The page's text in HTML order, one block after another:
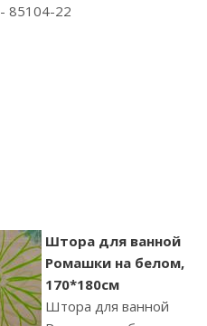
- 85104-22
Штора для ванной
Ромашки на белом,
170*180см
Штора для ванной